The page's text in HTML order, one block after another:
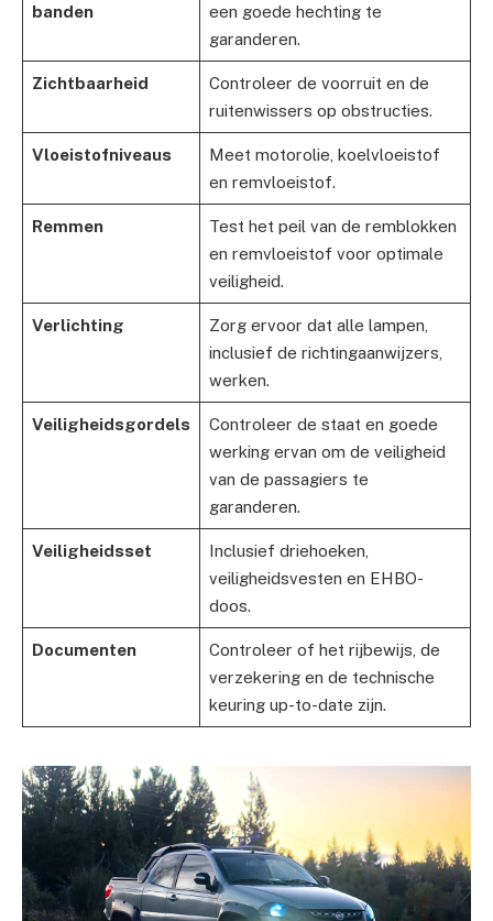
banden
een ​​goede hechting te
garanderen.
Zichtbaarheid
Controleer de voorruit en de
ruitenwissers op obstructies.
Vloeistofniveaus
Meet motorolie, koelvloeistof
en remvloeistof.
Remmen
Test het peil van de remblokken
en remvloeistof voor optimale
veiligheid.
Verlichting
Zorg ervoor dat alle lampen,
inclusief de richtingaanwijzers,
werken.
Veiligheidsgordels
Controleer de staat en goede
werking ervan om de veiligheid
van de passagiers te
garanderen.
Veiligheidsset
Inclusief driehoeken,
veiligheidsvesten en EHBO-
doos.
Documenten
Controleer of het rijbewijs, de
verzekering en de technische
keuring up-to-date zijn.